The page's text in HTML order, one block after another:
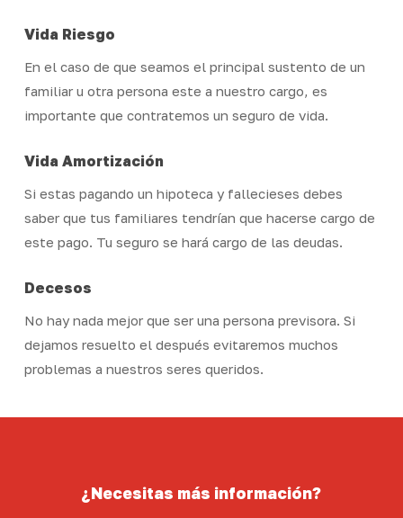
Vida Riesgo
En el caso de que seamos el principal sustento de un
familiar u otra persona este a nuestro cargo, es
importante que contratemos un seguro de vida.
Vida Amortización
Si estas pagando un hipoteca y fallecieses debes
saber que tus familiares tendrían que hacerse cargo de
este pago. Tu seguro se hará cargo de las deudas.
Decesos
No hay nada mejor que ser una persona previsora. Si
dejamos resuelto el después evitaremos muchos
problemas a nuestros seres queridos.
¿Necesitas más información?